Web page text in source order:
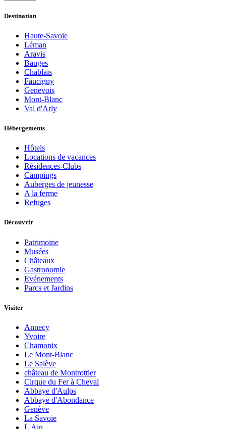
Destination
Haute-Savoie
Léman
Aravis
Bauges
Chablais
Faucigny
Genevois
Mont-Blanc
Val d'Arly
Hébergements
Hôtels
Locations de vacances
Résidences-Clubs
Campings
Auberges de jeunesse
A la ferme
Refuges
Découvrir
Patrimoine
Musées
Châteaux
Gastronomie
Evénements
Parcs et Jardins
Visiter
Annecy
Yvoire
Chamonix
Le Mont-Blanc
Le Salève
château de Montrottier
Cirque du Fer à Cheval
Abbaye d'Aulps
Abbaye d'Abondance
Genève
La Savoie
L'Ain